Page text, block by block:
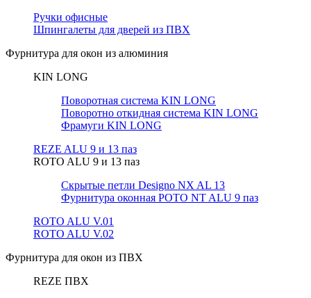
Ручки офисные
Шпингалеты для дверей из ПВХ
Фурнитура для окон из алюминия
KIN LONG
Поворотная система KIN LONG
Поворотно откидная система KIN LONG
Фрамуги KIN LONG
REZE ALU 9 и 13 паз
ROTO ALU 9 и 13 паз
Скрытые петли Designo NX AL 13
Фурнитура оконная РОТО NT ALU 9 паз
ROTO ALU V.01
ROTO ALU V.02
Фурнитура для окон из ПВХ
REZE ПВХ